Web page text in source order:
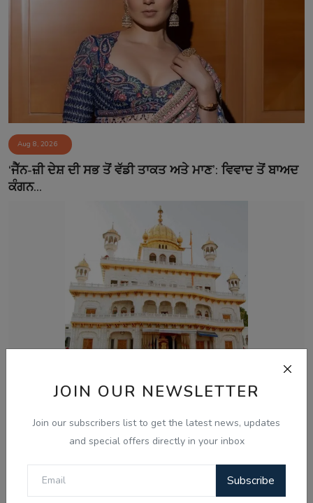
JOIN OUR NEWSLETTER
Join our subscribers list to get the latest news, updates
and special offers directly in your inbox
Subscribe
Aug 8, 2026
‘ਜੈੱਨ-ਜ਼ੀ ਦੇਸ਼ ਦੀ ਸਭ ਤੋਂ ਵੱਡੀ ਤਾਕਤ ਅਤੇ ਮਾਣ’: ਵਿਵਾਦ ਤੋਂ ਬਾਅਦ
ਕੰਗਨ...
Aug 8, 2026
ਅਕਾਲ ਤਖ਼ਤ ਵੱਲੋਂ ਬਣਾਏ ਪੈਨਲ ਨੇ ਪੰਜਾਬ ਸਰਕਾਰ ਨਾਲ ਅੱਗੇ
ਗੱਲਬਾਤ ਕਰਨ ਤੋਂ...